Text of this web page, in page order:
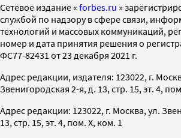
Cетевое издание « forbes.ru »
службой по надзору в сфере связи,
технологий и массовых коммуникаций,
номер и дата принятия решения о
ФС77-82431 от 23 декабря 2021 г.
Адрес редакции, издателя: 123022, г.
Звенигородская 2-я, д. 13, стр. 15, эт. 4,
Адрес редакции: 123022, г. Москва, ул.
13, стр. 15, эт. 4, пом. X, ком. 1